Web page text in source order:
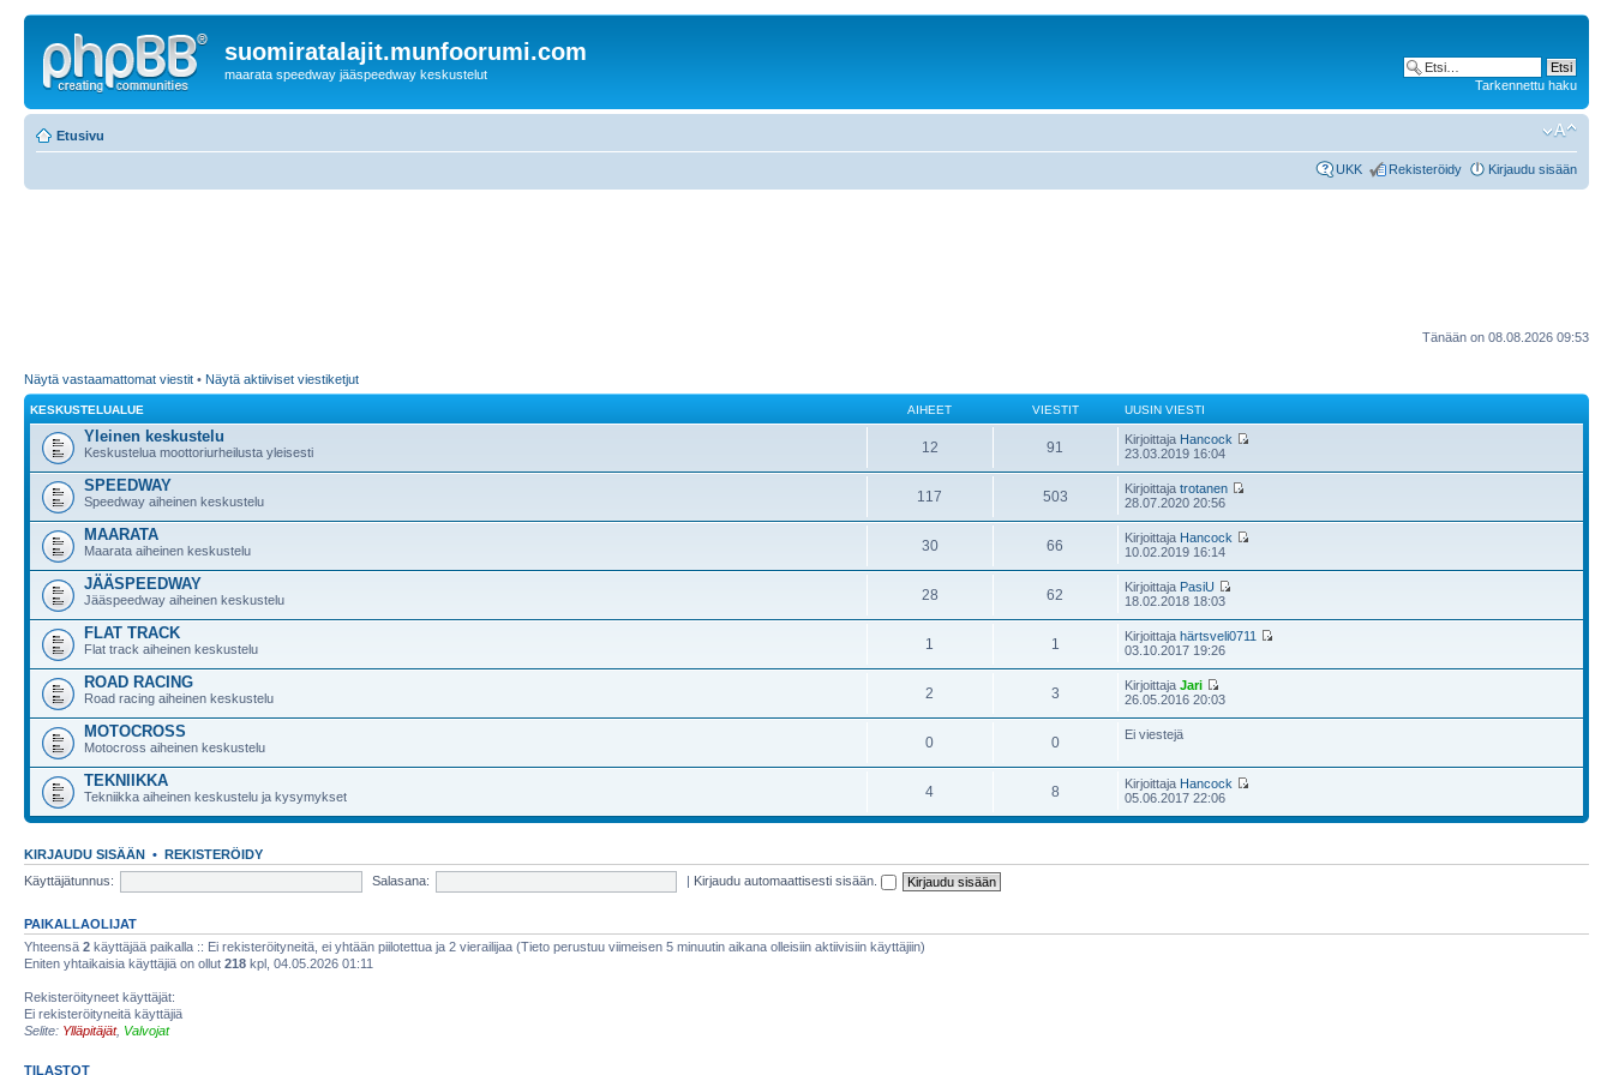
suomiratalajit.munfoorumi.com
maarata speedway jääspeedway keskustelut
Tarkennettu haku
Etusivu
UKK Rekisteröidy Kirjaudu sisään
Tänään on 08.08.2026 09:53
Näytä vastaamattomat viestit • Näytä aktiiviset viestiketjut
KESKUSTELUALUE AIHEET VIESTIT UUSIN VIESTI
Yleinen keskustelu
Keskustelua moottoriurheilusta yleisesti 12 91 Kirjoittaja Hancock
23.03.2019 16:04
SPEEDWAY
Speedway aiheinen keskustelu 117 503 Kirjoittajatrotanen
28.07.2020 20:56
MAARATA
Maarata aiheinen keskustelu 30 66 Kirjoittaja Hancock
10.02.2019 16:14
JÄÄSPEEDWAY
Jääspeedway aiheinen keskustelu 28 62 Kirjoittaja PasiU
18.02.2018 18:03
FLAT TRACK
Flat track aiheinen keskustelu 1 1 Kirjoittajahärtsveli0711
03.10.2017 19:26
ROAD RACING
Road racing aiheinen keskustelu 2 3 KirjoittajaJari
26.05.2016 20:03
MOTOCROSS
Motocross aiheinen keskustelu 0 0 Ei viestejä
TEKNIIKKA
Tekniikka aiheinen keskustelu ja kysymykset 4 8 Kirjoittaja Hancock
05.06.2017 22:06
KIRJAUDU SISÄÄN • REKISTERÖIDY
Käyttäjätunnus:
Salasana: | Kirjaudu automaattisesti sisään.
PAIKALLAOLIJAT
Yhteensä 2 käyttäjää paikalla :: Ei rekisteröityneitä, ei yhtään piilotettua ja 2 vierailijaa (Tieto perustuu viimeisen 5 minuutin aikana olleisiin aktiivisiin käyttäjiin)
Eniten yhtaikaisia käyttäjiä on ollut 218 kpl, 04.05.2026 01:11
Rekisteröityneet käyttäjät:
Ei rekisteröityneitä käyttäjiä
Selite: Ylläpitäjät, Valvojat
TILASTOT